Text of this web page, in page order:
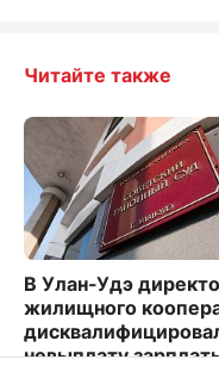
Читайте также
В Улан-Удэ
жилищного
невыплату